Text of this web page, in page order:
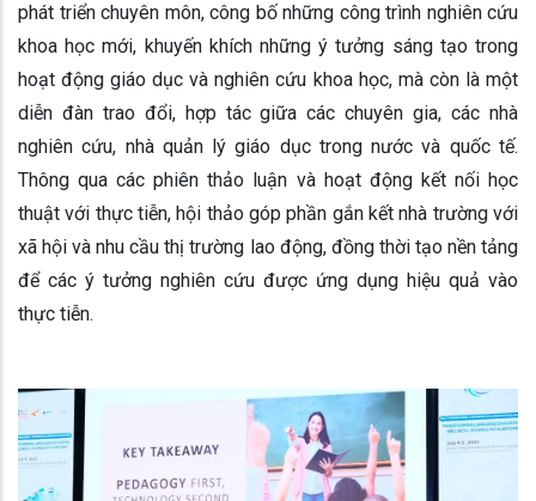
phát triển chuyên môn, công bố những công trình nghiên cứu
khoa học mới, khuyến khích những ý tưởng sáng tạo trong
hoạt động giáo dục và nghiên cứu khoa học, mà còn là một
diễn đàn trao đổi, hợp tác giữa các chuyên gia, các nhà
nghiên cứu, nhà quản lý giáo dục trong nước và quốc tế.
Thông qua các phiên thảo luận và hoạt động kết nối học
thuật với thực tiễn, hội thảo góp phần gắn kết nhà trường với
xã hội và nhu cầu thị trường lao động, đồng thời tạo nền tảng
để các ý tưởng nghiên cứu được ứng dụng hiệu quả vào
thực tiễn.